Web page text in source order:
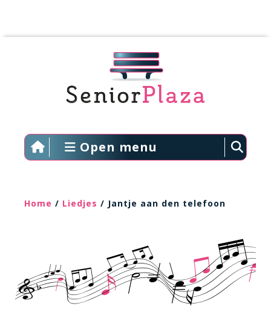
Open menu
Home / Liedjes / Jantje aan den telefoon